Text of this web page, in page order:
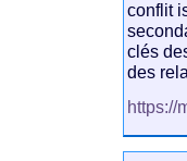
conflit
clés
des
https://